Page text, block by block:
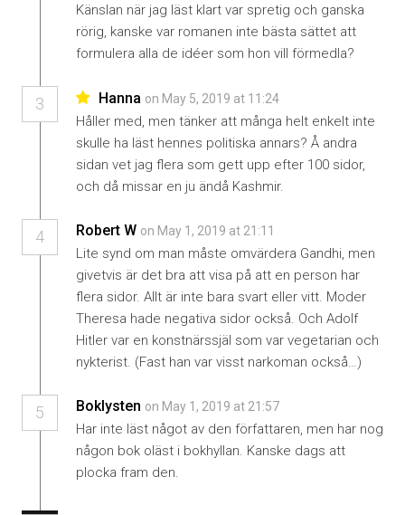
Känslan när jag läst klart var spretig och ganska
rörig, kanske var romanen inte bästa sättet att
formulera alla de idéer som hon vill förmedla?
3 Hanna on May 5, 2019 at 11:24
Håller med, men tänker att många helt enkelt inte
skulle ha läst hennes politiska annars? Å andra
sidan vet jag flera som gett upp efter 100 sidor,
och då missar en ju ändå Kashmir.
4 Robert W on May 1, 2019 at 21:11
Lite synd om man måste omvärdera Gandhi, men
givetvis är det bra att visa på att en person har
flera sidor. Allt är inte bara svart eller vitt. Moder
Theresa hade negativa sidor också. Och Adolf
Hitler var en konstnärssjäl som var vegetarian och
nykterist. (Fast han var visst narkoman också…)
5 Boklysten on May 1, 2019 at 21:57
Har inte läst något av den författaren, men har nog
någon bok oläst i bokhyllan. Kanske dags att
plocka fram den.